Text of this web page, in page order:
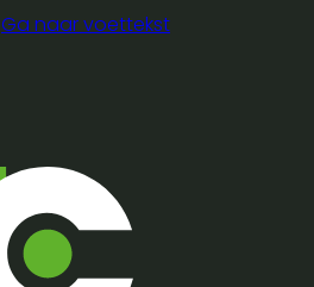
Ga naar voettekst